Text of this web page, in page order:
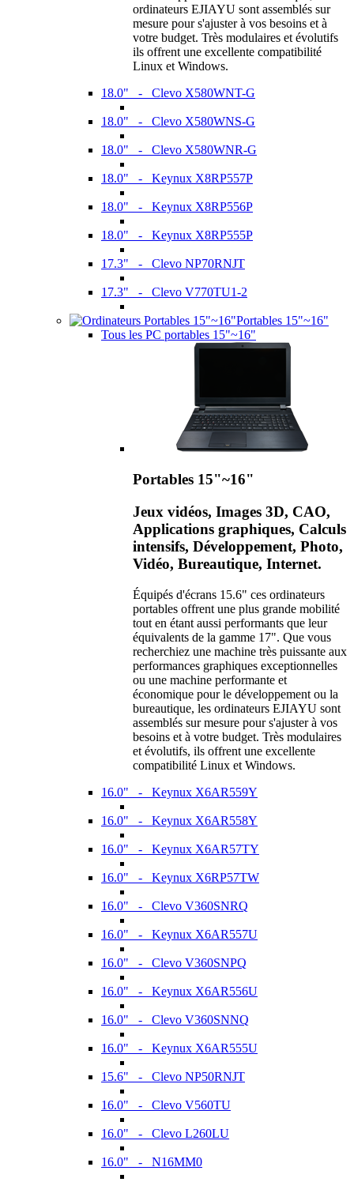
ordinateurs EJIAYU sont assemblés sur
mesure pour s'ajuster à vos besoins et à
votre budget. Très modulaires et évolutifs
ils offrent une excellente compatibilité
Linux et Windows.
18.0" - Clevo X580WNT-G
18.0" - Clevo X580WNS-G
18.0" - Clevo X580WNR-G
18.0" - Keynux X8RP557P
18.0" - Keynux X8RP556P
18.0" - Keynux X8RP555P
17.3" - Clevo NP70RNJT
17.3" - Clevo V770TU1-2
Portables 15"~16"
Tous les PC portables 15"~16"
Portables 15"~16"
Jeux vidéos, Images 3D, CAO,
Applications graphiques, Calculs
intensifs, Développement, Photo,
Vidéo, Bureautique, Internet.
Équipés d'écrans 15.6" ces ordinateurs
portables offrent une plus grande mobilité
tout en étant aussi performants que leur
équivalents de la gamme 17". Que vous
recherchiez une machine très puissante aux
performances graphiques exceptionnelles
ou une machine performante et
économique pour le développement ou la
bureautique, les ordinateurs EJIAYU sont
assemblés sur mesure pour s'ajuster à vos
besoins et à votre budget. Très modulaires
et évolutifs, ils offrent une excellente
compatibilité Linux et Windows.
16.0" - Keynux X6AR559Y
16.0" - Keynux X6AR558Y
16.0" - Keynux X6AR57TY
16.0" - Keynux X6RP57TW
16.0" - Clevo V360SNRQ
16.0" - Keynux X6AR557U
16.0" - Clevo V360SNPQ
16.0" - Keynux X6AR556U
16.0" - Clevo V360SNNQ
16.0" - Keynux X6AR555U
15.6" - Clevo NP50RNJT
16.0" - Clevo V560TU
16.0" - Clevo L260LU
16.0" - N16MM0